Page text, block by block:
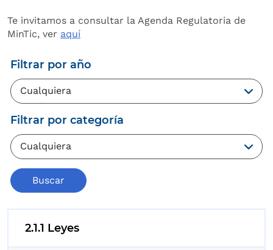
Te invitamos a consultar la Agenda Regulatoria de
MinTic, ver aquí
Filtrar por año
Filtrar por categoría
Buscar
2.1.1 Leyes